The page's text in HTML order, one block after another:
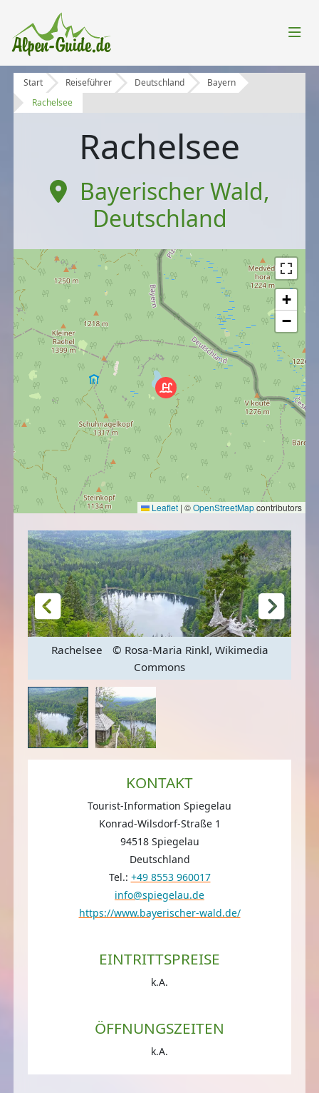
Start Reiseführer Deutschland
Bayern
Rachelsee
Rachelsee
Bayerischer Wald,
Deutschland
+
−
Leaflet | ©OpenStreetMapcontributors
Rachelsee
© Rosa-Maria Rinkl, Wikimedia
Commons
KONTAKT
Tourist-Information Spiegelau
Konrad-Wilsdorf-Straße 1
94518 Spiegelau
Deutschland
Tel.: +49 8553 960017
info@spiegelau.de
https://www.bayerischer-wald.de/
EINTRITTSPREISE
k.A.
ÖFFNUNGSZEITEN
k.A.